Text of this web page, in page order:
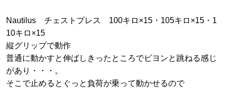
Nautilus チェストプレス 100キロ×15・105キロ×15・1
10キロ×15
縦グリップで動作
普通に動かすと伸ばしきったところでビヨンと跳ねる感じ
があり・・・。
そこで止めるとぐっと負荷が乗って動かせるので